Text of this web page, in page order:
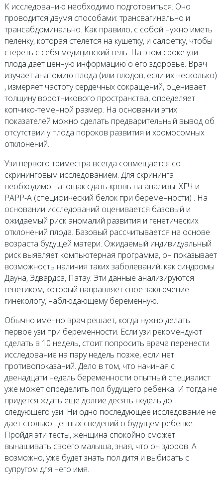
К исследованию необходимо подготовиться. Оно
проводится двумя способами: трансвагинально и
трансабдоминально. Как правило, с собой нужно иметь
пеленку, которая стелется на кушетку, и салфетку, чтобы
стереть с себя медицинский гель. На этом сроке узи
плода дает ценную информацию о его здоровье. Врач
изучает анатомию плода (или плодов, если их несколько)
, измеряет частоту сердечных сокращений, оценивает
толщину воротникового пространства, определяет
копчико-теменной размер. На основании этих
показателей можно сделать предварительный вывод об
отсутствии у плода пороков развития и хромосомных
отклонений.
Узи первого триместра всегда совмещается со
скрининговым исследованием. Для скрининга
необходимо натощак сдать кровь на анализы: ХГЧ и
PAPP-A (специфический белок при беременности) . На
основании исследований оценивается базовый и
ожидаемый риск аномалий развития и генетических
отклонений плода. Базовый рассчитывается на основе
возраста будущей матери. Ожидаемый индивидуальный
риск выявляет компьютерная программа, он показывает
возможность наличия таких заболеваний, как синдромы
Дауна, Эдвардса, Патау. Эти данные анализируются
генетиком, который направляет свое заключение
гинекологу, наблюдающему беременную.
Обычно именно врач решает, когда нужно делать
первое узи при беременности. Если узи рекомендуют
сделать в 10 недель, стоит попросить врача перенести
исследование на пару недель позже, если нет
противопоказаний. Дело в том, что начиная с
двенадцати недель беременности опытный специалист
уже может определить пол будущего ребенка. И тогда не
придется ждать еще долгие десять недель до
следующего узи. Ни одно последующее исследование не
дает столько ценных сведений о будущем ребенке.
Пройдя эти тесты, женщина спокойно сможет
вынашивать своего малыша, зная, что он здоров. А
возможно, уже будет знать пол дитя и выбирать с
супругом для него имя.